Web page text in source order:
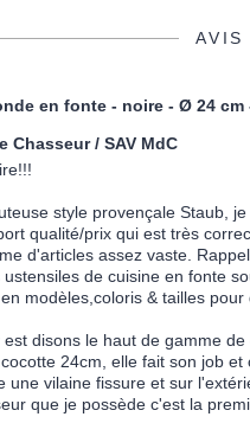
AVIS
en fonte - noire - Ø 24 cm
Chasseur / SAV MdC
style provençale Staub,
qualité/prix qui est très
d'articles assez vaste.
de cuisine en fonte
modèles,coloris & tailles
disons le haut de gamme de
24cm, elle fait son job
une vilaine fissure et sur
que je possède c'est la